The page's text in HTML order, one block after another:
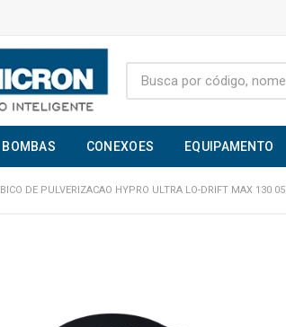
BOMBAS CONEXOES EQUIPAMENTO
BICO DE PULVERIZACAO HYPRO ULTRA LO-DRIFT MAX 130 05